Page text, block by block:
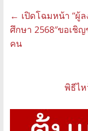
← เปิดโฉมหน้า “ผู้
ศึกษา 2568″ขอเชิญ
คน
พิธีไ